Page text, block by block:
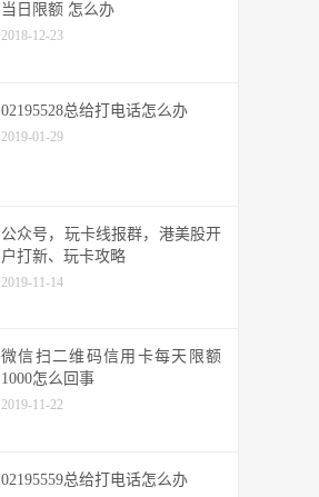
当日限额 怎么办
2018-12-23
02195528总给打电话怎么办
2019-01-29
公众号，玩卡线报群，港美股开
户打新、玩卡攻略
2019-11-14
微信扫二维码信用卡每天限额
1000怎么回事
2019-11-22
02195559总给打电话怎么办